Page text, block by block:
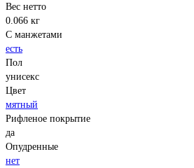
Вес нетто
0.066 кг
С манжетами
есть
Пол
унисекс
Цвет
мятный
Рифленое покрытие
да
Опудренные
нет